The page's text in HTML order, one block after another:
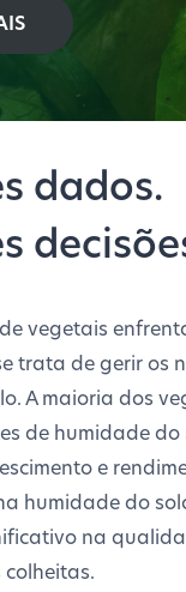
dados.
vegetais
trata de gerir os
A maioria dos
de humidade
e
humidade do
na